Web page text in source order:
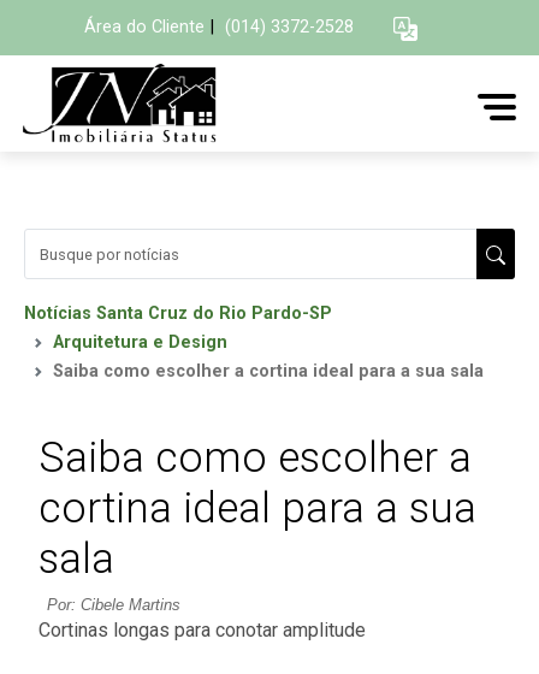
Área do Cliente (014) 3372-2528
Notícias Santa Cruz do Rio Pardo-SP
Arquitetura e Design
Saiba como escolher a cortina ideal para a sua sala
Saiba como escolher a
cortina ideal para a sua
sala
Por: Cibele Martins
Cortinas longas para conotar amplitude